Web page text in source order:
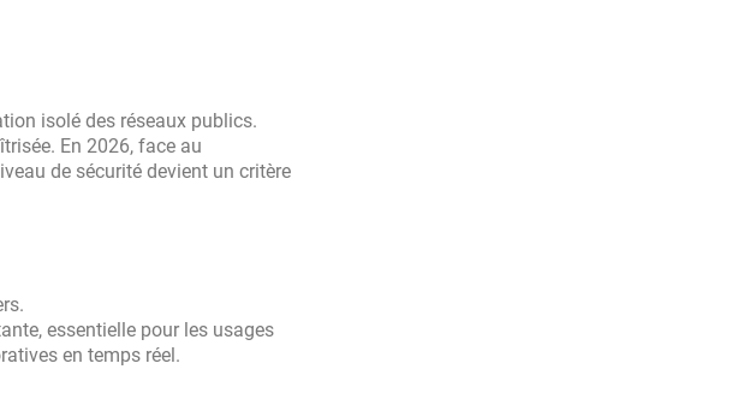
isolé des réseaux publics.
En 2026, face au
de sécurité devient un critère
essentielle pour les usages
en temps réel.